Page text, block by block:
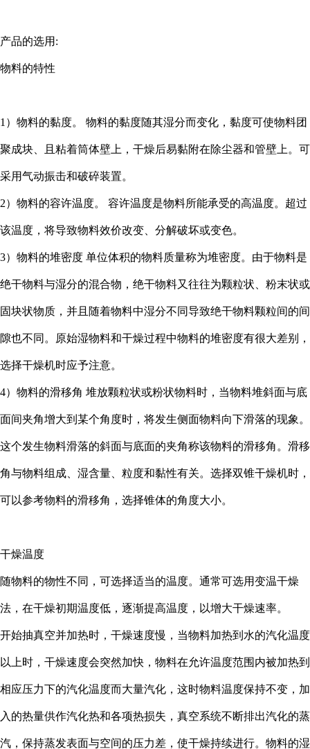
产品的选用:
物料的特性
1）物料的黏度。 物料的黏度随其湿分而变化，黏度可使物料团
聚成块、且粘着筒体壁上，干燥后易黏附在除尘器和管壁上。可
采用气动振击和破碎装置。
2）物料的容许温度。 容许温度是物料所能承受的高温度。超过
该温度，将导致物料效价改变、分解破坏或变色。
3）物料的堆密度 单位体积的物料质量称为堆密度。由于物料是
绝干物料与湿分的混合物，绝干物料又往往为颗粒状、粉末状或
固块状物质，并且随着物料中湿分不同导致绝干物料颗粒间的间
隙也不同。原始湿物料和干燥过程中物料的堆密度有很大差别，
选择干燥机时应予注意。
4）物料的滑移角 堆放颗粒状或粉状物料时，当物料堆斜面与底
面间夹角增大到某个角度时，将发生侧面物料向下滑落的现象。
这个发生物料滑落的斜面与底面的夹角称该物料的滑移角。滑移
角与物料组成、湿含量、粒度和黏性有关。选择双锥干燥机时，
可以参考物料的滑移角，选择锥体的角度大小。
干燥温度
随物料的物性不同，可选择适当的温度。通常可选用变温干燥
法，在干燥初期温度低，逐渐提高温度，以增大干燥速率。
开始抽真空并加热时，干燥速度慢，当物料加热到水的汽化温度
以上时，干燥速度会突然加快，物料在允许温度范围内被加热到
相应压力下的汽化温度而大量汽化，这时物料温度保持不变，加
入的热量供作汽化热和各项热损失，真空系统不断排出汽化的蒸
汽，保持蒸发表面与空间的压力差，使干燥持续进行。物料的湿